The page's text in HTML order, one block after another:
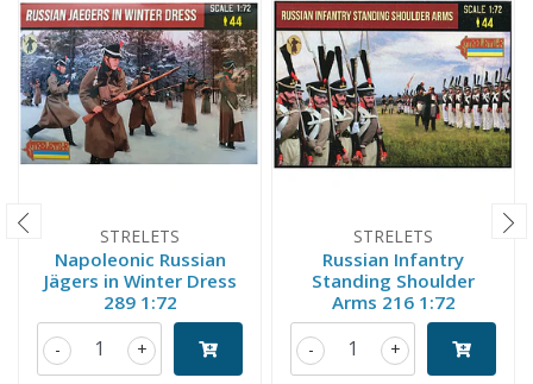
STRELETS
Napoleonic Russian
Jägers in Winter Dress
289 1:72
+
-
STRELETS
Russian Infantry
Standing Shoulder
Arms 216 1:72
+
-